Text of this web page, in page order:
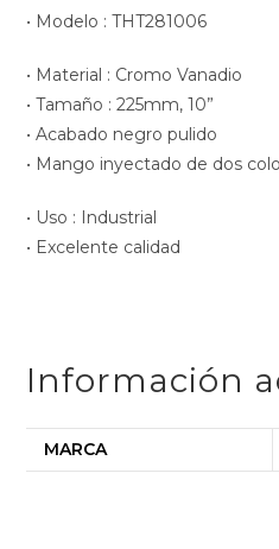
• Modelo : THT281006
• Material : Cromo Vanadio
• Tamaño : 225mm, 10”
• Acabado negro pulido
• Mango inyectado de dos
• Uso : Industrial
• Excelente calidad
Información
MARCA